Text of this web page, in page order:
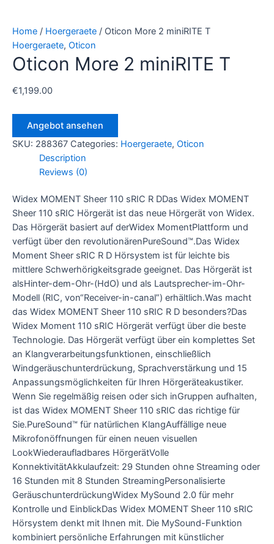
Home / Hoergeraete / Oticon More 2 miniRITE T
Hoergeraete, Oticon
Oticon More 2 miniRITE T
€1,199.00
Angebot ansehen
SKU: 288367 Categories: Hoergeraete, Oticon
Description
Reviews (0)
Widex MOMENT Sheer 110 sRIC R DDas Widex MOMENT
Sheer 110 sRIC Hörgerät ist das neue Hörgerät von Widex.
Das Hörgerät basiert auf derWidex MomentPlattform und
verfügt über den revolutionärenPureSound™.Das Widex
Moment Sheer sRIC R D Hörsystem ist für leichte bis
mittlere Schwerhörigkeitsgrade geeignet. Das Hörgerät ist
alsHinter-dem-Ohr-(HdO) und als Lautsprecher-im-Ohr-
Modell (RIC, von“Receiver-in-canal”) erhältlich.Was macht
das Widex MOMENT Sheer 110 sRIC R D besonders?Das
Widex Moment 110 sRIC Hörgerät verfügt über die beste
Technologie. Das Hörgerät verfügt über ein komplettes Set
an Klangverarbeitungsfunktionen, einschließlich
Windgeräuschunterdrückung, Sprachverstärkung und 15
Anpassungsmöglichkeiten für Ihren Hörgeräteakustiker.
Wenn Sie regelmäßig reisen oder sich inGruppen aufhalten,
ist das Widex MOMENT Sheer 110 sRIC das richtige für
Sie.PureSound™ für natürlichen KlangAuffällige neue
Mikrofonöffnungen für einen neuen visuellen
LookWiederaufladbares HörgerätVolle
KonnektivitätAkkulaufzeit: 29 Stunden ohne Streaming oder
16 Stunden mit 8 Stunden StreamingPersonalisierte
GeräuschunterdrückungWidex MySound 2.0 für mehr
Kontrolle und EinblickDas Widex MOMENT Sheer 110 sRIC
Hörsystem denkt mit Ihnen mit. Die MySound-Funktion
kombiniert persönliche Erfahrungen mit künstlicher